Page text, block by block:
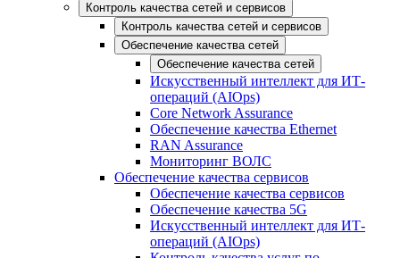
Контроль качества сетей и сервисов
Контроль качества сетей и сервисов
Обеспечение качества сетей
Обеспечение качества сетей
Искусственный интеллект для ИТ-
операций (AIOps)
Core Network Assurance
Обеспечение качества Ethernet
RAN Assurance
Мониторинг ВОЛС
Обеспечение качества сервисов
Обеспечение качества сервисов
Обеспечение качества 5G
Искусственный интеллект для ИТ-
операций (AIOps)